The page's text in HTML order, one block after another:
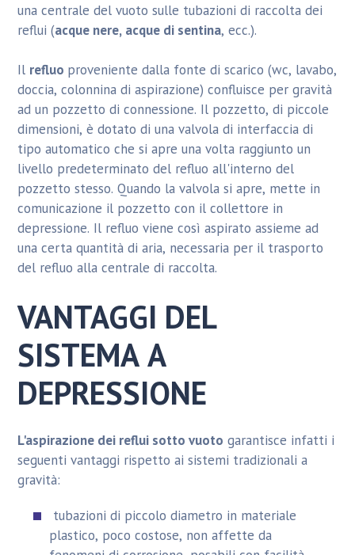
una centrale del vuoto sulle tubazioni di raccolta dei
reflui (acque nere, acque di sentina, ecc.).
Il refluo proveniente dalla fonte di scarico (wc, lavabo,
doccia, colonnina di aspirazione) confluisce per gravità
ad un pozzetto di connessione. Il pozzetto, di piccole
dimensioni, è dotato di una valvola di interfaccia di
tipo automatico che si apre una volta raggiunto un
livello predeterminato del refluo all'interno del
pozzetto stesso. Quando la valvola si apre, mette in
comunicazione il pozzetto con il collettore in
depressione. Il refluo viene così aspirato assieme ad
una certa quantità di aria, necessaria per il trasporto
del refluo alla centrale di raccolta.
VANTAGGI DEL
SISTEMA A
DEPRESSIONE
L'aspirazione dei reflui sotto vuoto garantisce infatti i
seguenti vantaggi rispetto ai sistemi tradizionali a
gravità:
tubazioni di piccolo diametro in materiale
plastico, poco costose, non affette da